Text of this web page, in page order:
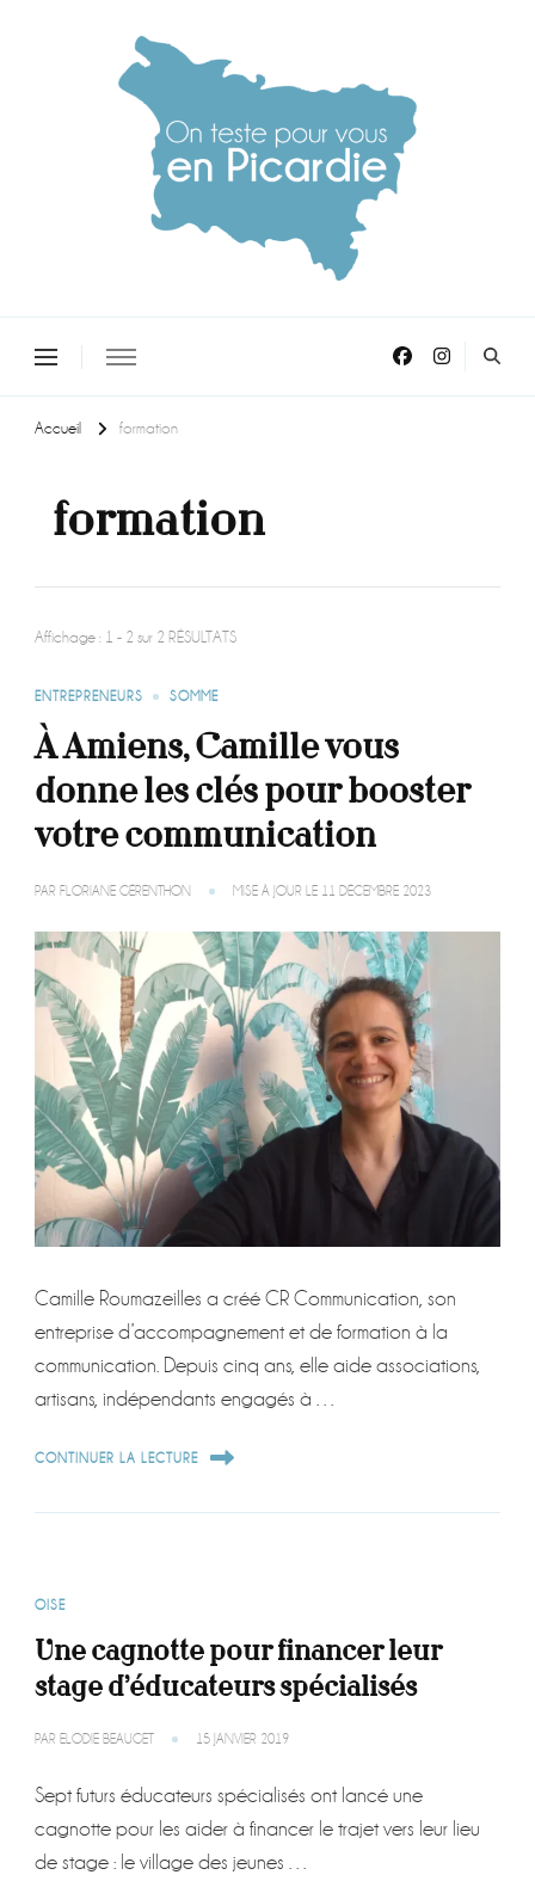
Accueil formation
formation
Affichage : 1 - 2 sur 2 RÉSULTATS
ENTREPRENEURS SOMME
À Amiens, Camille vous
donne les clés pour booster
votre communication
PAR FLORIANE GÉRENTHON MISE À JOUR LE 11 DÉCEMBRE 2023
Camille Roumazeilles a créé CR Communication, son
entreprise d’accompagnement et de formation à la
communication. Depuis cinq ans, elle aide associations,
artisans, indépendants engagés à …
CONTINUER LA LECTURE
OISE
Une cagnotte pour financer leur
stage d’éducateurs spécialisés
PAR ELODIE BEAUGET 15 JANVIER 2019
Sept futurs éducateurs spécialisés ont lancé une
cagnotte pour les aider à financer le trajet vers leur lieu
de stage : le village des jeunes …